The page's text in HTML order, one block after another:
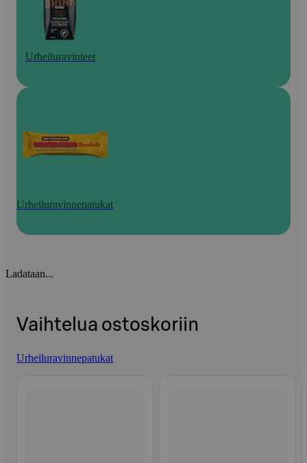
Urheiluravinteet
Urheiluravinnepatukat
Ladataan...
Vaihtelua ostoskoriin
Urheiluravinnepatukat